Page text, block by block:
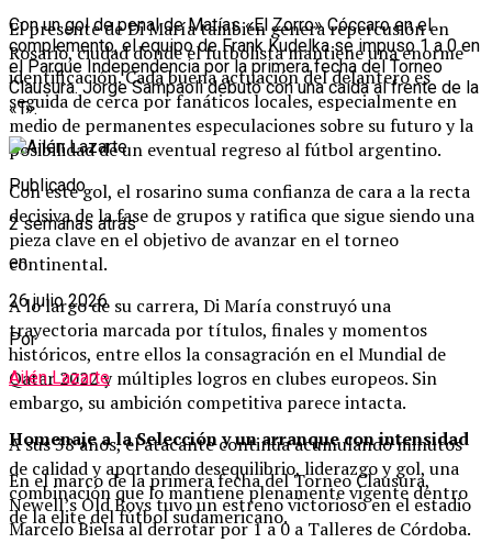
El presente de Di María también genera repercusión en
Rosario, ciudad donde el futbolista mantiene una enorme
identificación. Cada buena actuación del delantero es
seguida de cerca por fanáticos locales, especialmente en
medio de permanentes especulaciones sobre su futuro y la
posibilidad de un eventual regreso al fútbol argentino.
Con este gol, el rosarino suma confianza de cara a la recta
decisiva de la fase de grupos y ratifica que sigue siendo una
pieza clave en el objetivo de avanzar en el torneo
continental.
A lo largo de su carrera, Di María construyó una
trayectoria marcada por títulos, finales y momentos
históricos, entre ellos la consagración en el Mundial de
Qatar 2022 y múltiples logros en clubes europeos. Sin
embargo, su ambición competitiva parece intacta.
A sus 38 años, el atacante continúa acumulando minutos
de calidad y aportando desequilibrio, liderazgo y gol, una
combinación que lo mantiene plenamente vigente dentro
de la elite del fútbol sudamericano.
Con un gol de penal de Matías «El Zorro» Cóccaro en el
complemento, el equipo de Frank Kudelka se impuso 1 a 0 en
el Parque Independencia por la primera fecha del Torneo
Clausura. Jorge Sampaoli debutó con una caída al frente de la
«T».
Publicado
2 semanas atrás
en
26 julio 2026
Por
Ailén Lazarte
Homenaje a la Selección y un arranque con intensidad
En el marco de la primera fecha del Torneo Clausura,
Newell’s Old Boys tuvo un estreno victorioso en el estadio
Marcelo Bielsa al derrotar por 1 a 0 a Talleres de Córdoba.